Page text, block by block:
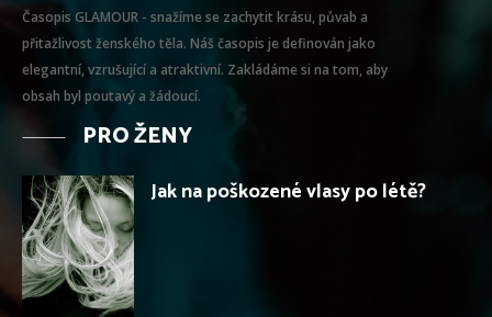
Časopis GLAMOUR - snažíme se zachytit krásu, půvab a
přitažlivost ženského těla. Náš časopis je definován jako
elegantní, vzrušující a atraktivní. Zakládáme si na tom, aby
obsah byl poutavý a žádoucí.
PRO ŽENY
Jak na poškozené vlasy po létě?